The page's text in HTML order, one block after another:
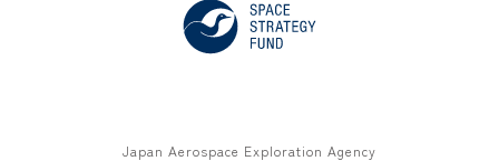
Japan Aerospace Exploration Agency